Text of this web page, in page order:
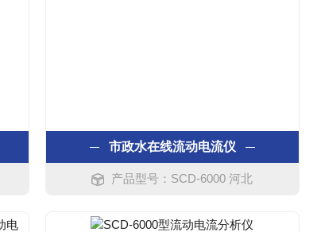
市政水在线流动电流仪
产品型号：SCD-6000 河北